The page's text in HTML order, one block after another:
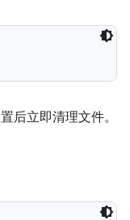
后立即清理文件。